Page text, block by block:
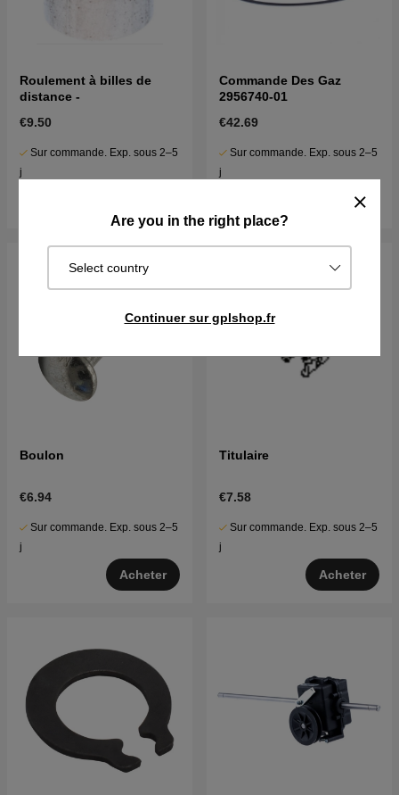
Are you in the right place?
Select country
Continuer sur gplshop.fr
Roulement à billes de
distance -
€9.50
Sur commande. Exp. sous 2–5
j
Commande Des Gaz
2956740-01
€42.69
Sur commande. Exp. sous 2–5
j
Acheter
Boulon
€6.94
Sur commande. Exp. sous 2–5
j
Acheter
Titulaire
€7.58
Sur commande. Exp. sous 2–5
j
Acheter